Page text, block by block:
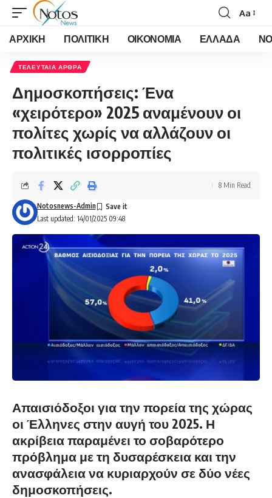
Font
Resizer
Aa
ΑΡΧΙΚΗ ΠΟΛΙΤΙΚΗ ΟΙΚΟΝΟΜΙΑ ΕΛΛΑΔΑ
ΤΕΛΕΥΤΑΙΑ ΑΡΘΡΑ
Δημοσκοπήσεις: Ένα
«χειρότερο» 2025 αναμένουν οι
πολίτες χωρίς να αλλάζουν οι
πολιτικές ισορροπίες
Last updated: 14/01/2025 09:48
Notosnews-Admin
8 Min Read
Απαισιόδοξοι για την πορεία της χώρας
οι Έλληνες στην αυγή του 2025. Η
ακρίβεια παραμένει το σοβαρότερο
πρόβλημα με τη δυσαρέσκεια και την
ανασφάλεια να κυριαρχούν σε δύο νέες
δημοσκοπήσεις.